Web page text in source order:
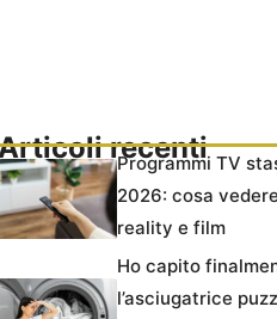
recenti
Programmi TV
2026: cosa
reality e film
Ho capito
l’asciugatrice